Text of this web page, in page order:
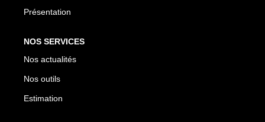
Présentation
NOS SERVICES
Nos actualités
Nos outils
Estimation